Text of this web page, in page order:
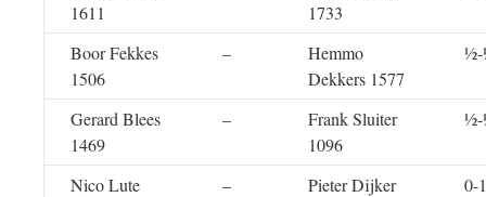
1611
1733
Boor Fekkes
1506
–
Hemmo
Dekkers 1577
Gerard Blees
1469
–
Frank Sluiter
1096
Nico Lute
–
Pieter Dijker
0-1